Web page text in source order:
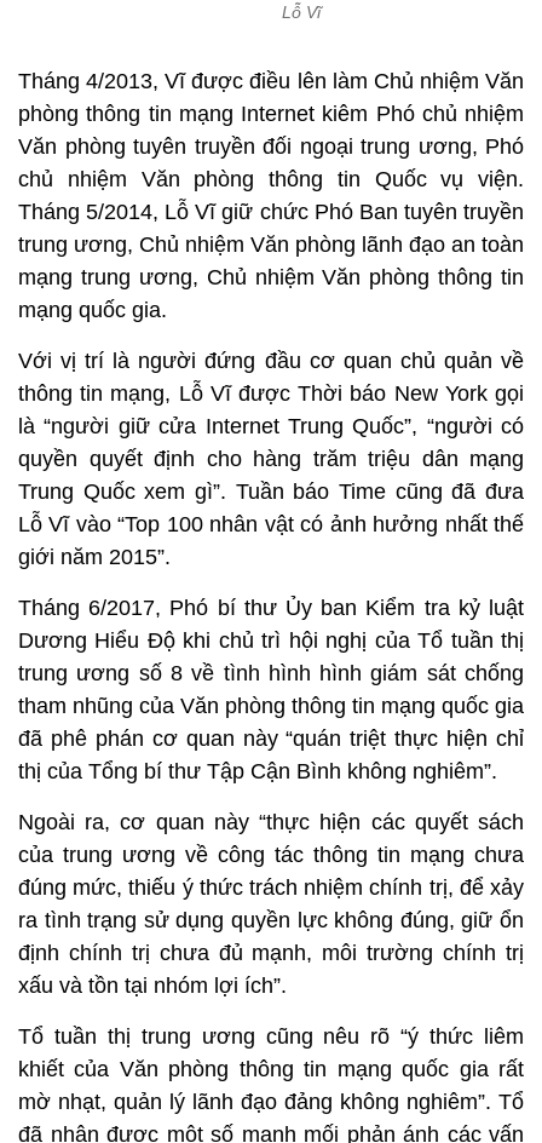
Lỗ Vĩ
Tháng 4/2013, Vĩ được điều lên làm Chủ nhiệm Văn
phòng thông tin mạng Internet kiêm Phó chủ nhiệm
Văn phòng tuyên truyền đối ngoại trung ương, Phó
chủ nhiệm Văn phòng thông tin Quốc vụ viện.
Tháng 5/2014, Lỗ Vĩ giữ chức Phó Ban tuyên truyền
trung ương, Chủ nhiệm Văn phòng lãnh đạo an toàn
mạng trung ương, Chủ nhiệm Văn phòng thông tin
mạng quốc gia.
Với vị trí là người đứng đầu cơ quan chủ quản về
thông tin mạng, Lỗ Vĩ được Thời báo New York gọi
là “người giữ cửa Internet Trung Quốc”, “người có
quyền quyết định cho hàng trăm triệu dân mạng
Trung Quốc xem gì”. Tuần báo Time cũng đã đưa
Lỗ Vĩ vào “Top 100 nhân vật có ảnh hưởng nhất thế
giới năm 2015”.
Tháng 6/2017, Phó bí thư Ủy ban Kiểm tra kỷ luật
Dương Hiểu Độ khi chủ trì hội nghị của Tổ tuần thị
trung ương số 8 về tình hình hình giám sát chống
tham nhũng của Văn phòng thông tin mạng quốc gia
đã phê phán cơ quan này “quán triệt thực hiện chỉ
thị của Tổng bí thư Tập Cận Bình không nghiêm”.
Ngoài ra, cơ quan này “thực hiện các quyết sách
của trung ương về công tác thông tin mạng chưa
đúng mức, thiếu ý thức trách nhiệm chính trị, để xảy
ra tình trạng sử dụng quyền lực không đúng, giữ ổn
định chính trị chưa đủ mạnh, môi trường chính trị
xấu và tồn tại nhóm lợi ích”.
Tổ tuần thị trung ương cũng nêu rõ “ý thức liêm
khiết của Văn phòng thông tin mạng quốc gia rất
mờ nhạt, quản lý lãnh đạo đảng không nghiêm”. Tổ
đã nhận được một số manh mối phản ánh các vấn